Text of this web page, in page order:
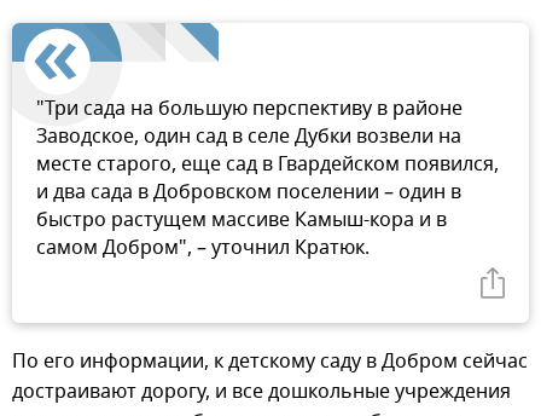
"Три сада на большую перспективу в районе
Заводское, один сад в селе Дубки возвели на
месте старого, еще сад в Гвардейском появился,
и два сада в Добровском поселении – один в
быстро растущем массиве Камыш-кора и в
самом Добром", – уточнил Кратюк.
По его информации, к детскому саду в Добром сейчас
достраивают дорогу, и все дошкольные учреждения